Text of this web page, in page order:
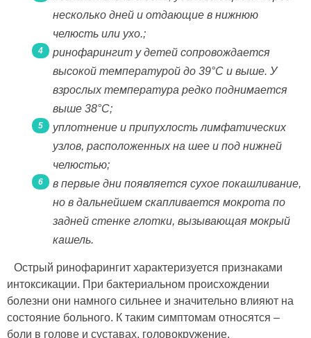
несколько дней и отдающие в нижнюю
челюсть или ухо.;
ринофарингит у детей сопровождается
высокой температурой до 39°С и выше. У
взрослых температура редко поднимается
выше 38°С;
уплотнение и припухлость лимфатических
узлов, расположенных на шее и под нижней
челюстью;
в первые дни появляется сухое покашливание,
но в дальнейшем скапливается мокрота по
задней стенке глотки, вызывающая мокрый
кашель.
Острый ринофарингит характеризуется признаками
интоксикации. При бактериальном происхождении
болезни они намного сильнее и значительно влияют на
состояние больного. К таким симптомам относятся –
боли в голове и суставах, головокружение,